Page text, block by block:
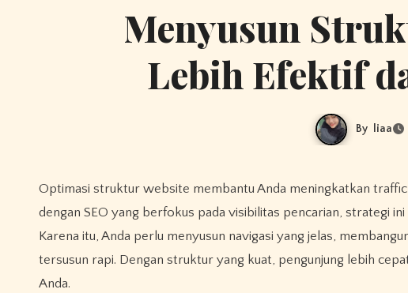
Menyusun
Lebih Efektif
By liaa
Optimasi struktur website membantu Anda meningkatkan traffic sekaligus mendorong konversi secara konsisten. Berbeda
dengan SEO yang berfokus pada visibilitas pencarian, strategi
Karena itu, Anda perlu menyusun navigasi yang jelas,
tersusun rapi. Dengan struktur yang kuat, pengunjung lebih
Anda.